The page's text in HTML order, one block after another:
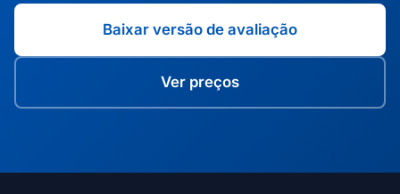
Baixar versão de avaliação
Ver preços